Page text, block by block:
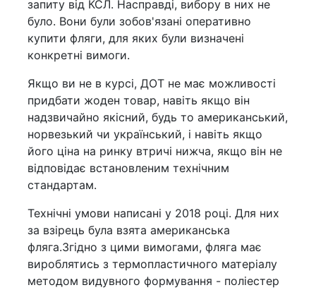
запиту від КСЛ. Насправді, вибору в них не
було. Вони були зобов'язані оперативно
купити фляги, для яких були визначені
конкретні вимоги.
Якщо ви не в курсі, ДОТ не має можливості
придбати жоден товар, навіть якщо він
надзвичайно якісний, будь то американський,
норвезький чи український, і навіть якщо
його ціна на ринку втричі нижча, якщо він не
відповідає встановленим технічним
стандартам.
Технічні умови написані у 2018 році. Для них
за взірець була взята американська
фляга.Згідно з цими вимогами, фляга має
вироблятись з термопластичного матеріалу
методом видувного формування - поліестер